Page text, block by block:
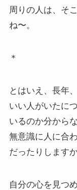
周りの人は、そ
ね〜。
＊
とはいえ、長年
いい人がいたに
いるのか分から
無意識に人に合
だったりします
自分の心を見つ